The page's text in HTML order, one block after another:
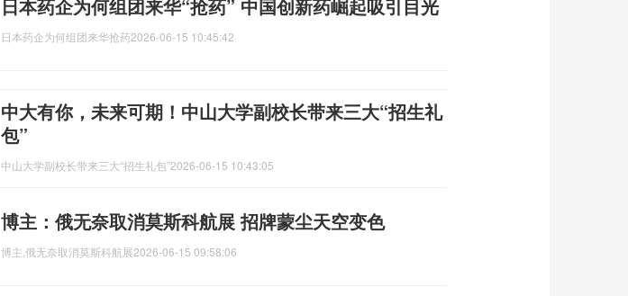
日本药企为何组团来华“抢药” 中国创新药崛起吸引目光
日本药企为何组团来华抢药2026-06-15 10:45:42
中大有你，未来可期！中山大学副校长带来三大“招生礼
包”
中山大学副校长带来三大“招生礼包”2026-06-15 10:43:05
博主：俄无奈取消莫斯科航展 招牌蒙尘天空变色
博主,俄无奈取消莫斯科航展2026-06-15 09:58:06